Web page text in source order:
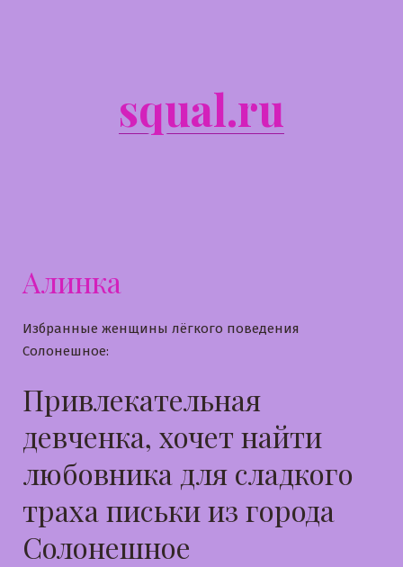
squal.ru
Алинка
Избранные женщины лёгкого поведения
Солонешное:
Привлекательная
девченка, хочет найти
любовника для сладкого
траха письки из города
Солонешное